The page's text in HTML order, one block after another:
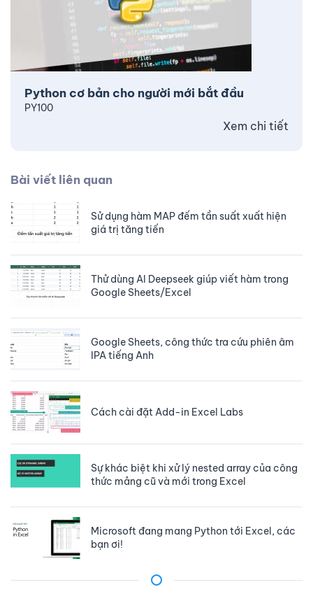
Python cơ bản cho người mới bắt đầu
PY100
Xem chi tiết
Bài viết liên quan
Sử dụng hàm MAP đếm tần suất xuất hiện
giá trị tăng tiến
Thử dùng AI Deepseek giúp viết hàm trong
Google Sheets/Excel
Google Sheets, công thức tra cứu phiên âm
IPA tiếng Anh
Cách cài đặt Add-in Excel Labs
Sự khác biệt khi xử lý nested array của công
thức mảng cũ và mới trong Excel
Microsoft đang mang Python tới Excel, các
bạn ơi!